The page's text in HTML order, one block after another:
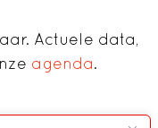
Actuele data,
agenda.